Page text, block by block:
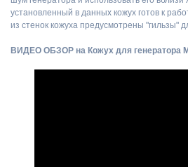
установленный в данных кожух готов к
из стенок кожуха предусмотрены "гильзы"
ВИДЕО ОБЗОР на Кожух для генератора